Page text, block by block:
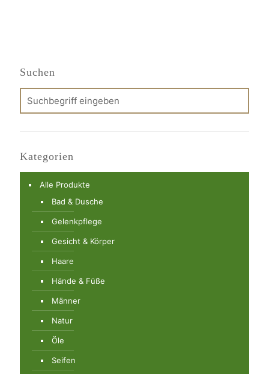
Suchen
Kategorien
Alle Produkte
Bad & Dusche
Gelenkpflege
Gesicht & Körper
Haare
Hände & Füße
Männer
Natur
Öle
Seifen